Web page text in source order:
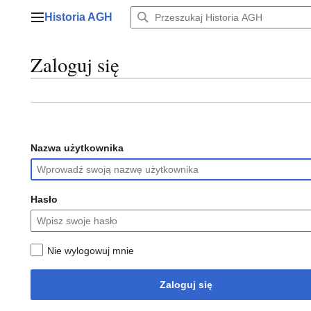
Menu główne
Historia AGH
Zaloguj się
Nazwa użytkownika
Hasło
Nie wylogowuj mnie
Zaloguj się